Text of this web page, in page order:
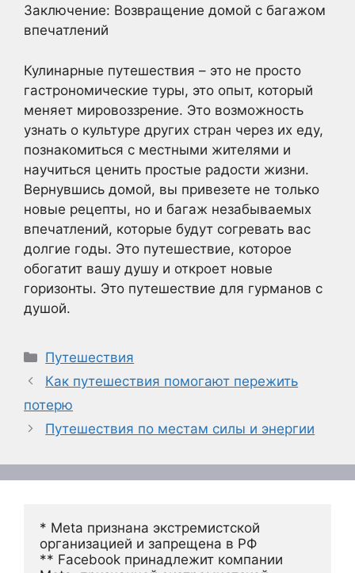
Заключение: Возвращение домой с багажом
впечатлений
Кулинарные путешествия – это не просто
гастрономические туры, это опыт, который
меняет мировоззрение. Это возможность
узнать о культуре других стран через их еду,
познакомиться с местными жителями и
научиться ценить простые радости жизни.
Вернувшись домой, вы привезете не только
новые рецепты, но и багаж незабываемых
впечатлений, которые будут согревать вас
долгие годы. Это путешествие, которое
обогатит вашу душу и откроет новые
горизонты. Это путешествие для гурманов с
душой.
Рубрики
Путешествия
Как путешествия помогают пережить
потерю
Путешествия по местам силы и энергии
* Meta признана экстремистской
организацией и запрещена в РФ
** Facebook принадлежит компании